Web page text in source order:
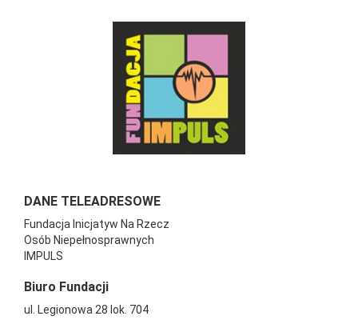
DANE TELEADRESOWE
Fundacja Inicjatyw Na Rzecz
Osób Niepełnosprawnych
IMPULS
Biuro Fundacji
ul. Legionowa 28 lok. 704